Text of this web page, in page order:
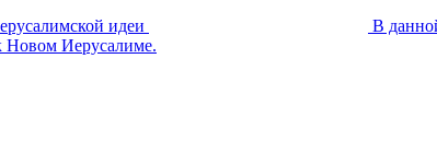
идеи
В
Новом Иерусалиме.